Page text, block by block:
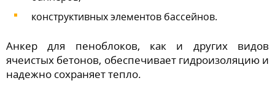
конструктивных элементов бассейнов.
Анкер для пеноблоков, как и других видов
ячеистых бетонов, обеспечивает гидроизоляцию и
надежно сохраняет тепло.